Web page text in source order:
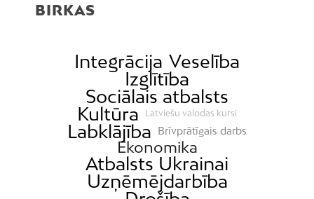
BIRKAS
Integrācija Veselība
Izglītība
Sociālais atbalsts
Kultūra
Latviešu valodas kursi
Labklājība Brīvprātīgais darbs
Ekonomika
Atbalsts Ukrainai
Uzņēmējdarbība